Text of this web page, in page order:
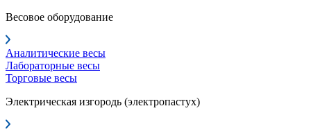
Весовое оборудование
Аналитические весы
Лабораторные весы
Торговые весы
Электрическая изгородь (электропастух)